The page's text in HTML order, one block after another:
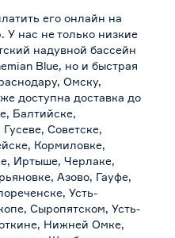
его онлайн на
У нас не только низкие
надувной бассейн
Blue, но и быстрая
Омску,
доступна доставка до
Балтийске,
Советске,
Кормиловке,
Иртыше, Черлаке,
Азово, Гауфе,
Усть-
Сыропятском, Усть-
Нижней Омке,